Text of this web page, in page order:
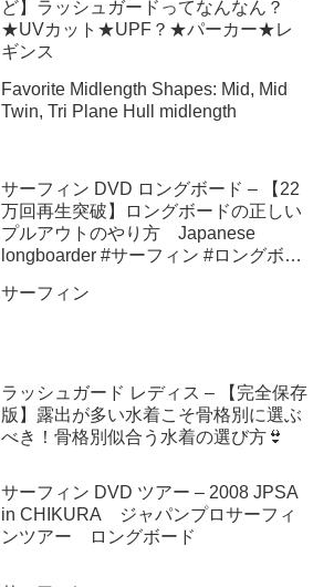
ど】ラッシュガードってなんなん？
★UVカット★UPF？★パーカー★レ
ギンス
Favorite Midlength Shapes: Mid, Mid
Twin, Tri Plane Hull midlength
サーフィン DVD ロングボード – 【22
万回再生突破】ロングボードの正しい
プルアウトのやり方 Japanese
longboarder #サーフィン #ロングボー
サーフィン
ラッシュガード レディス – 【完全保存
版】露出が多い水着こそ骨格別に選ぶ
べき！骨格別似合う水着の選び方👙
サーフィン DVD ツアー – 2008 JPSA
in CHIKURA ジャパンプロサーフィ
ンツアー ロングボード